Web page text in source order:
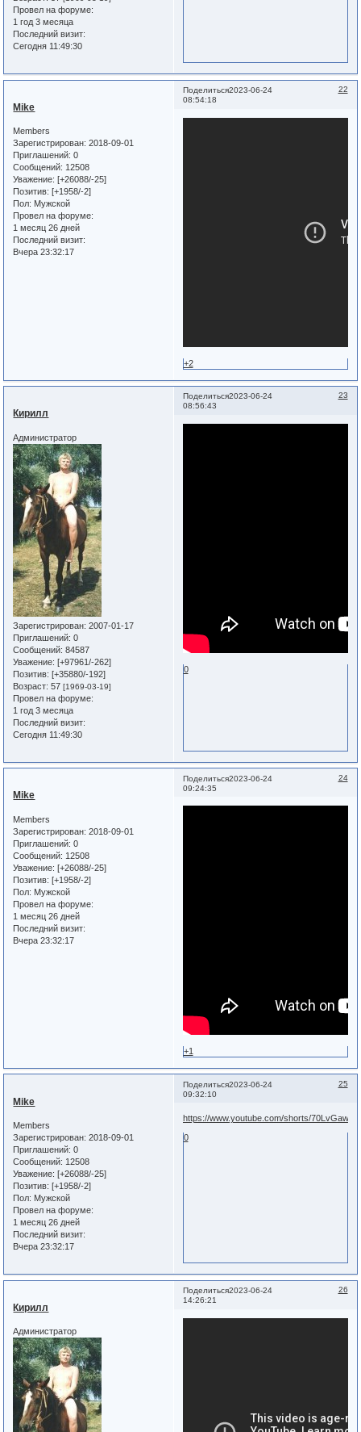
Провел на форуме:
1 год 3 месяца
Последний визит:
Сегодня 11:49:30
Поделиться 22
2023-06-24
08:54:18
Mike
Members
Зарегистрирован: 2018-09-01
Приглашений: 0
Сообщений: 12508
Уважение: [+26088/-25]
Позитив: [+1958/-2]
Пол: Мужской
Провел на форуме:
1 месяц 26 дней
Последний визит:
Вчера 23:32:17
+2
Поделиться 23
2023-06-24
08:56:43
Кирилл
Администратор
Зарегистрирован: 2007-01-17
Приглашений: 0
Сообщений: 84587
Уважение: [+97961/-262]
Позитив: [+35880/-192]
Возраст: 57[1969-03-19]
Провел на форуме:
1 год 3 месяца
Последний визит:
Сегодня 11:49:30
0
Поделиться 24
2023-06-24
09:24:35
Mike
Members
Зарегистрирован: 2018-09-01
Приглашений: 0
Сообщений: 12508
Уважение: [+26088/-25]
Позитив: [+1958/-2]
Пол: Мужской
Провел на форуме:
1 месяц 26 дней
Последний визит:
Вчера 23:32:17
+1
Поделиться 25
2023-06-24
09:32:10
Mike
Members
Зарегистрирован: 2018-09-01
Приглашений: 0
Сообщений: 12508
Уважение: [+26088/-25]
Позитив: [+1958/-2]
Пол: Мужской
Провел на форуме:
1 месяц 26 дней
Последний визит:
Вчера 23:32:17
https://www.youtube.com/shorts/
0
Поделиться 26
2023-06-24
14:26:21
Кирилл
Администратор